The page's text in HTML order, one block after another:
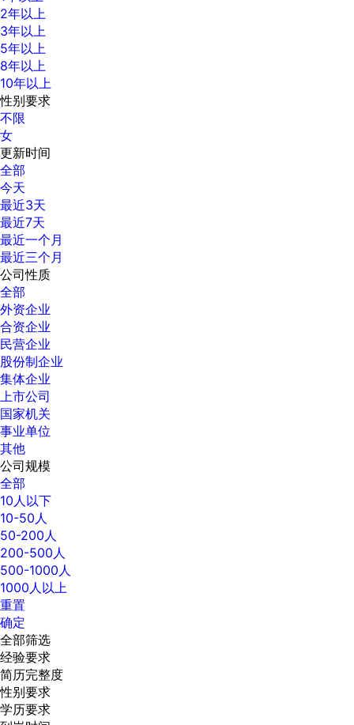
2年以上
3年以上
5年以上
8年以上
10年以上
性别要求
不限
女
更新时间
全部
今天
最近3天
最近7天
最近一个月
最近三个月
公司性质
全部
外资企业
合资企业
民营企业
股份制企业
集体企业
上市公司
国家机关
事业单位
其他
公司规模
全部
10人以下
10-50人
50-200人
200-500人
500-1000人
1000人以上
重置
确定
全部筛选
经验要求
简历完整度
性别要求
学历要求